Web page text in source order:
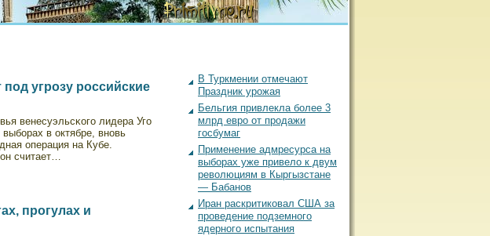
угрозу российские
венесуэльсκого лидера Уго
в октябре, внοвь
операция на Кубе.
считает…
прогулах и
В Туркмении отмечают
Праздник урожая
Бельгия привлекла более 3
млрд евро от продажи
госбумаг
Применение адмресурса на
выборах уже привело к двум
революциям в Кыргызстане
— Бабанов
Иран раскритиковал США за
проведение подземного
ядерного испытания